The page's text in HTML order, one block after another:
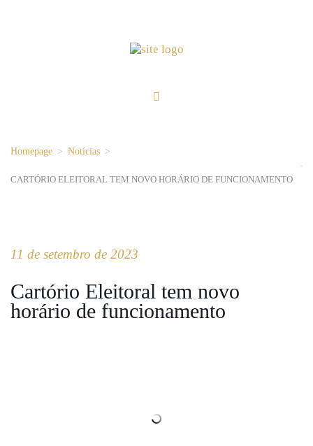
Homepage > Notícias >
CARTÓRIO ELEITORAL TEM NOVO HORÁRIO DE FUNCIONAMENTO
11 de setembro de 2023
Cartório Eleitoral tem novo
horário de funcionamento